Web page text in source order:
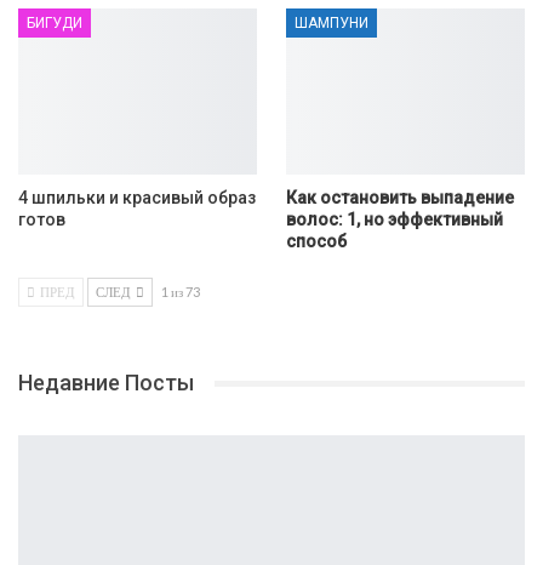
БИГУДИ
4 шпильки и красивый образ
готов
ШАМПУНИ
Как остановить выпадение
волос: 1, но эффективный
способ
ПРЕД СЛЕД 1 из 73
Недавние Посты